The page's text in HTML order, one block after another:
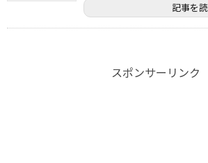
記事を
スポンサーリンク